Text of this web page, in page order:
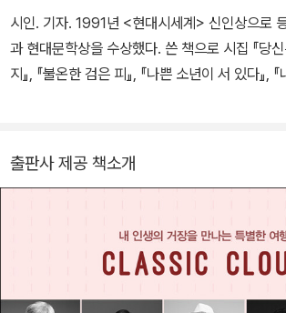
시인. 기자. 1991년 <현대시세계> 신인상으로
과 현대문학상을 수상했다. 쓴 책으로 시집 『당
지』, 『불온한 검은 피』, 『나쁜 소년이 서 있다』,
리의 노트르담』 등이 있다.
출판사 제공 책소개